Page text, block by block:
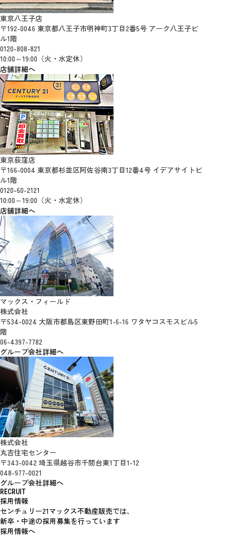
東京八王子店
〒192-0046 東京都八王子市明神町3丁目2番5号 アーク八王子ビ
ル1階
0120-808-821
10:00～19:00（火・水定休）
店舗詳細へ
東京荻窪店
〒166-0004 東京都杉並区阿佐谷南3丁目12番4号 イデアサイトビ
ル1階
0120-60-2121
10:00～19:00（火・水定休）
店舗詳細へ
マックス・フィールド
株式会社
〒534-0024 大阪市都島区東野田町1-6-16 ワタヤコスモスビル5
階
06-4397-7782
グループ会社詳細へ
株式会社
丸吉住宅センター
〒343-0042 埼玉県越谷市千間台東1丁目1-12
048-977-0021
グループ会社詳細へ
RECRUIT
採用情報
センチュリー21マックス不動産販売では、
新卒・中途の採用募集を行っています
採用情報へ